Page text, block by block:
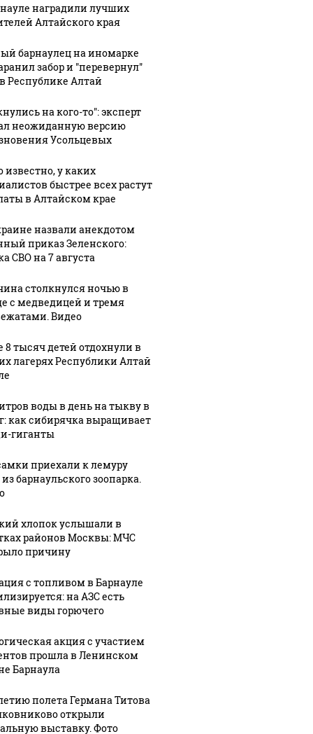
событий не
с 1945: чего
всем нам?
В магазинах России
ажиотаж из-за этого
в
Премьер-
министр на
Алтае: каким
Михаила
Мишустина в
Фоторепортаж
наградили лучших
Алтайского края
барнаулец на иномарке
забор и "перевернул"
Республике Алтай
на кого-то": эксперт
неожиданную версию
Усольцевых
известно, у каких
быстрее всех растут
в Алтайском крае
назвали анекдотом
приказ Зеленского:
СВО на 7 августа
столкнулся ночью в
с медведицей и тремя
Видео
8 тысяч детей отдохнули в
лагерях Республики Алтай
воды в день на тыкву в
как сибирячка выращивает
гиганты
приехали к лемуру
барнаульского зоопарка.
хлопок услышали в
районов Москвы: МЧС
причину
с топливом в Барнауле
на АЗС есть
виды горючего
акция с участием
прошла в Ленинском
Барнаула
полета Германа Титова
открыли
выставку. Фото